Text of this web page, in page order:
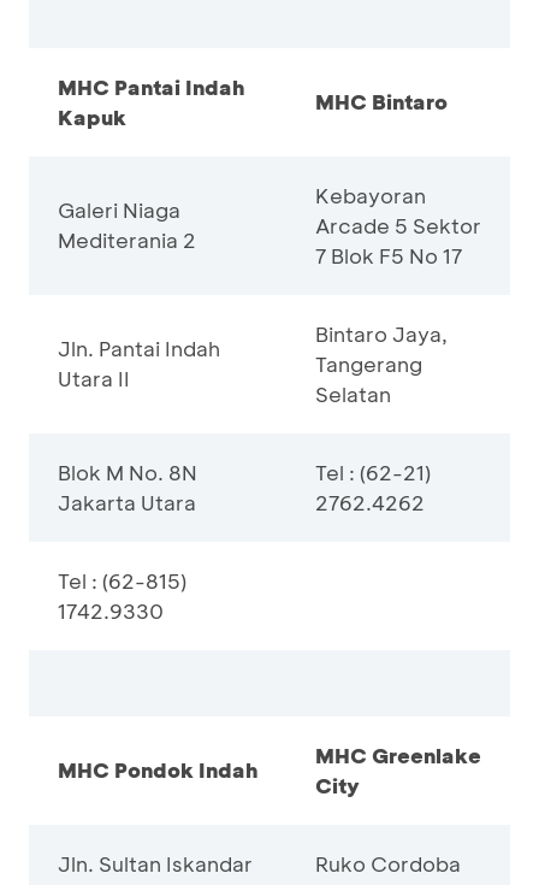
MHC Pantai Indah
Kapuk
MHC Bintaro
Galeri Niaga
Mediterania 2
Kebayoran
Arcade 5 Sektor
7 Blok F5 No 17
Jln. Pantai Indah
Utara II
Bintaro Jaya,
Tangerang
Selatan
Blok M No. 8N
Jakarta Utara
Tel : (62-21)
2762.4262
Tel : (62-815)
1742.9330
MHC Pondok Indah
MHC Greenlake
City
Jln. Sultan Iskandar
Ruko Cordoba